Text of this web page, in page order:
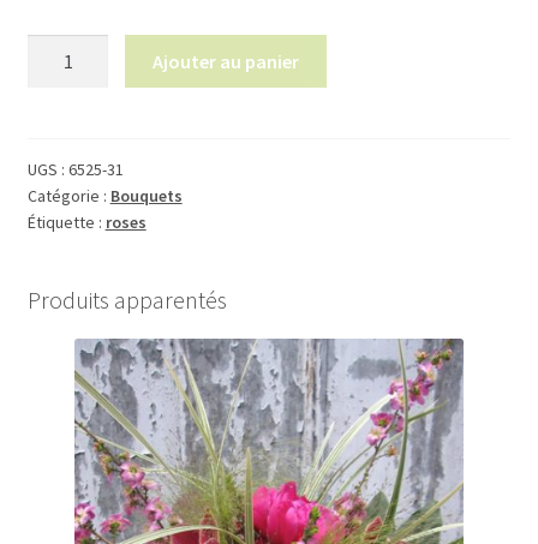
6525-
31
Ajouter au panier
UGS : 6525-31
Catégorie : Bouquets
Étiquette : roses
Produits apparentés